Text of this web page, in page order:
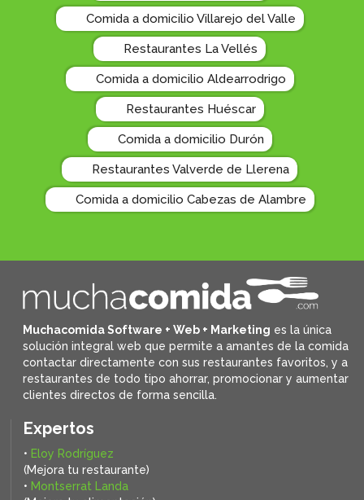
Comida a domicilio Villarejo del Valle
Restaurantes La Vellés
Comida a domicilio Aldearrodrigo
Restaurantes Huéscar
Comida a domicilio Durón
Restaurantes Valverde de Llerena
Comida a domicilio Cabezas de Alambre
Muchacomida Software + Web + Marketing es la única
solución integral web que permite a amantes de la comida
contactar directamente con sus restaurantes favoritos, ya
restaurantes de todo tipo ahorrar, promocionar y aumentar
clientes directos de forma sencilla.
Expertos
• Eloy Rodríguez
(Mejora tu restaurante)
• Montserrat Landa